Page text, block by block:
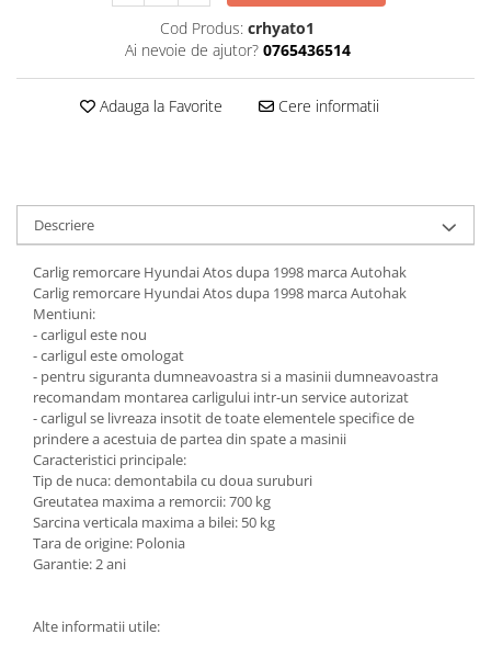
Carlige Lada
Carlige Lancia
Carlige Land Rover
Carlige Lexus
Carlige MAN
Carlige Mazda
Carlige Mercedes
Carlige MG
Carlige Mini
Carlige Mitsubishi
Carlige Nissan
Carlige Opel
Covorase auto Toyota
Covorase auto Volvo
Scut motor MAN
Scut motor Maxus
Scut motor Mazda
Scut motor Mercedes
Scut motor Mitsubishi
Scut motor Nissan
Scut motor Opel
Scut motor Peugeot
Scut motor Porsche
Scut motor Renault
Scut motor SAAB
Scut motor Seat
Scut motor Skoda
Scut motor Smart
Scut motor SsangYong
Scut motor Suzuki
Cod Produs: crhyato1
Ai nevoie de ajutor? 0765436514
Adauga la Favorite Cere informatii
Descriere
Carlig remorcare Hyundai Atos dupa 1998 marca Autohak
Carlig remorcare Hyundai Atos dupa 1998 marca Autohak
Mentiuni:
- carligul este nou
- carligul este omologat
- pentru siguranta dumneavoastra si a masinii dumneavoastra
recomandam montarea carligului intr-un service autorizat
- carligul se livreaza insotit de toate elementele specifice de
prindere a acestuia de partea din spate a masinii
Caracteristici principale:
Tip de nuca: demontabila cu doua suruburi
Greutatea maxima a remorcii: 700 kg
Sarcina verticala maxima a bilei: 50 kg
Tara de origine: Polonia
Garantie: 2 ani
Alte informatii utile: